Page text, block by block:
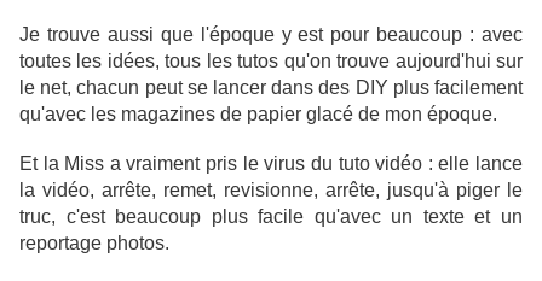
Je trouve aussi que l'époque y est pour beaucoup : avec
toutes les idées, tous les tutos qu'on trouve aujourd'hui sur
le net, chacun peut se lancer dans des DIY plus facilement
qu'avec les magazines de papier glacé de mon époque.
Et la Miss a vraiment pris le virus du tuto vidéo : elle lance
la vidéo, arrête, remet, revisionne, arrête, jusqu'à piger le
truc, c'est beaucoup plus facile qu'avec un texte et un
reportage photos.